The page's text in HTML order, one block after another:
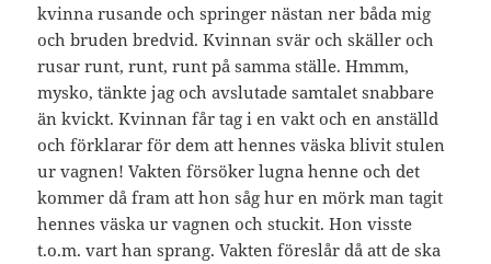
kvinna rusande och springer nästan ner båda mig
och bruden bredvid. Kvinnan svär och skäller och
rusar runt, runt, runt på samma ställe. Hmmm,
mysko, tänkte jag och avslutade samtalet snabbare
än kvickt. Kvinnan får tag i en vakt och en anställd
och förklarar för dem att hennes väska blivit stulen
ur vagnen! Vakten försöker lugna henne och det
kommer då fram att hon såg hur en mörk man tagit
hennes väska ur vagnen och stuckit. Hon visste
t.o.m. vart han sprang. Vakten föreslår då att de ska